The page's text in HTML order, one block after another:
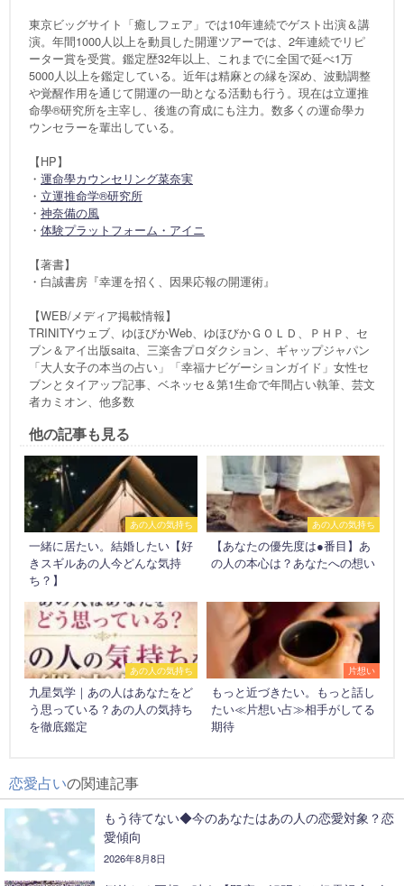
東京ビッグサイト「癒しフェア」では10年連続でゲスト出演＆講
演。年間1000人以上を動員した開運ツアーでは、2年連続でリピ
ーター賞を受賞。鑑定歴32年以上、これまでに全国で延べ1万
5000人以上を鑑定している。近年は精麻との縁を深め、波動調整
や覚醒作用を通じて開運の一助となる活動も行う。現在は立運推
命學®研究所を主宰し、後進の育成にも注力。数多くの運命學カ
ウンセラーを輩出している。
【HP】
・ 運命學カウンセリング菜奈実
・ 立運推命学®研究所
・ 神奈備の風
・ 体験プラットフォーム・アイニ
【著書】
・白誠書房『幸運を招く、因果応報の開運術』
【WEB/メディア掲載情報】
TRINITYウェブ、ゆほびかWeb、ゆほびかＧＯＬＤ、ＰＨＰ、セ
ブン＆アイ出版saita、三楽舎プロダクション、ギャップジャパン
「大人女子の本当の占い」「幸福ナビゲーションガイド」女性セ
ブンとタイアップ記事、ベネッセ＆第1生命で年間占い執筆、芸文
者カミオン、他多数
他の記事も見る
あの人の気持ち
一緒に居たい。結婚したい【好
きスギルあの人今どんな気持
ち？】
あの人の気持ち
【あなたの優先度は●番目】あ
の人の本心は？あなたへの想い
あの人の気持ち
九星気学｜あの人はあなたをど
う思っている？あの人の気持ち
を徹底鑑定
片想い
もっと近づきたい。もっと話し
たい≪片想い占≫相手がしてる
期待
恋愛占いの関連記事
もう待てない◆今のあなたはあの人の恋愛対象？恋
愛傾向
2026年8月8日